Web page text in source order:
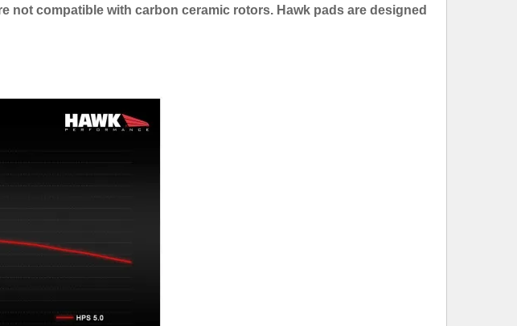
not compatible with carbon ceramic rotors. Hawk pads are designed